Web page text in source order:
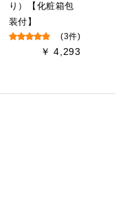
り）【化粧箱包
装付】
(3件)
￥ 4,293